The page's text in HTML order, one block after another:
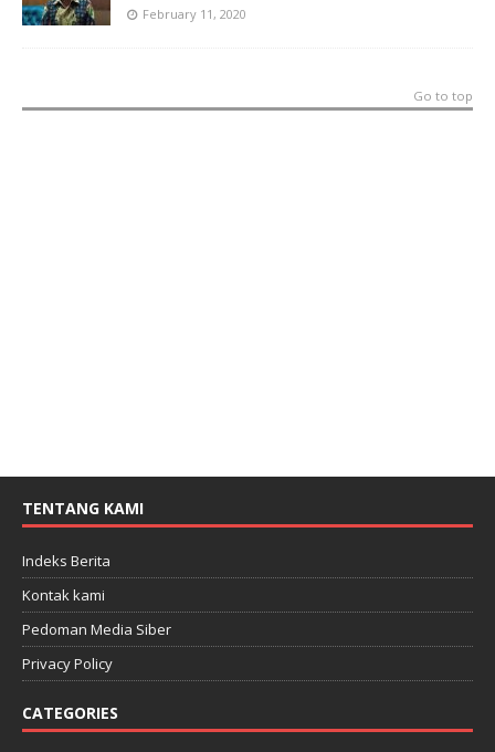
February 11, 2020
Go to top
TENTANG KAMI
Indeks Berita
Kontak kami
Pedoman Media Siber
Privacy Policy
CATEGORIES